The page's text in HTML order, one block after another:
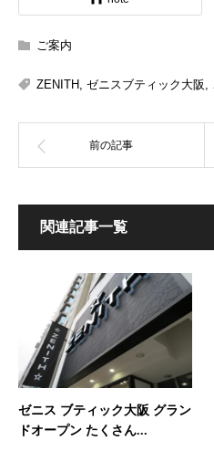
ご案内
ZENITH ゼニスブティック大阪
関連記事一覧
ゼニス ブティック大阪 グラン
ドオープン たくさん...